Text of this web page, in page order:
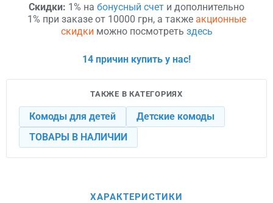
Скидки: 1% на бонусный счет и дополнительно
1% при заказе от 10000 грн, а также акционные
скидки можно посмотреть здесь
14 причин купить у нас!
ТАКЖЕ В КАТЕГОРИЯХ
Комоды для детей
Детские комоды
ТОВАРЫ В НАЛИЧИИ
ХАРАКТЕРИСТИКИ